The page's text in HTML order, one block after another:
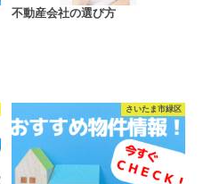
不動産会社の選び方
さいたま市緑区